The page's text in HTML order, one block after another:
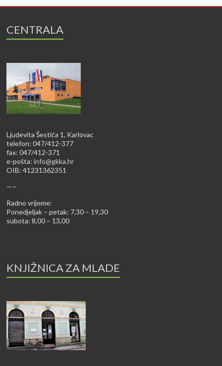
CENTRALA
Ljudevita Šestića 1, Karlovac
telefon: 047/412-377
fax: 047/412-371
e-pošta:info@gkka.hr
OIB: 41231362351
—–
Radno vrijeme:
Ponedjeljak – petak: 7,30 – 19,30
subota: 8,00 – 13,00
KNJIŽNICA ZA MLADE